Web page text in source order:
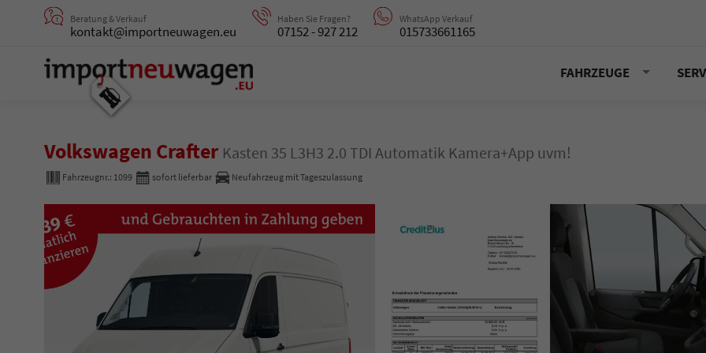
Beratung & Verkauf
kontakt@importneuwagen.eu
Haben Sie Fragen?
07152 - 927 212
WhatsApp Verkauf
015733661165
FAHRZEUGE
Volkswagen Crafter Kasten 35 L3H3 2.0 TDI Automatik Kamera+App uvm!
Fahrzeugnr.: 1099 sofort lieferbar Neufahrzeug mit Tageszulassung